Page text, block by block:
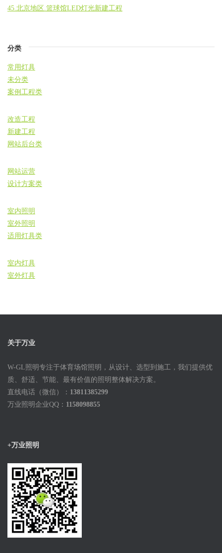
45.北京地区.篮球馆LED灯光新建工程
分类
常用灯具
未分类
案例工程类
改造工程
新建工程
网站后台类
网站运营
设计方案类
室内照明
室外照明
适用灯具类
室内灯具
室外灯具
关于万业
W-GL照明专注于体育场馆照明，从设计、选型到施工，我们提供优
质、舒适、节能、最有价值的照明整体解决方案。
直线电话（微信）： 13811385299
万业照明企业QQ： 1158098855
+万业照明